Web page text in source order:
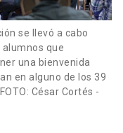
se llevó a cabo
que
una bienvenida
en alguno de los 39
César Cortés -